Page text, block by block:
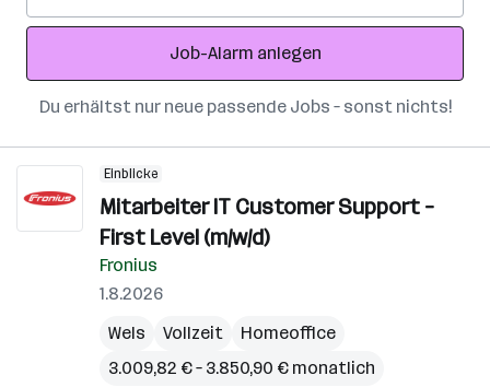
Adresse
Job-Alarm anlegen
Du erhältst nur neue passende Jobs – sonst nichts!
Einblicke
Mitarbeiter IT Customer Support –
First Level (m/w/d)
Fronius
1.8.2026
Wels
Vollzeit
Homeoffice
3.009,82 € – 3.850,90 € monatlich